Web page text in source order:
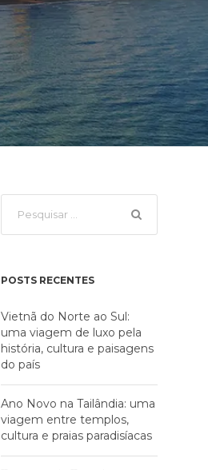
POSTS RECENTES
Vietnã do Norte ao Sul:
uma viagem de luxo pela
história, cultura e paisagens
do país
Ano Novo na Tailândia: uma
viagem entre templos,
cultura e praias paradisíacas